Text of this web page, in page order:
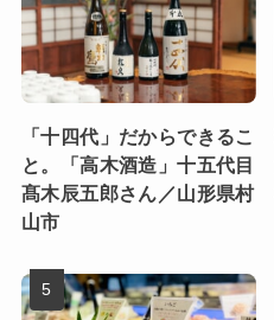
「十四代」だからできるこ
と。「高木酒造」十五代目
髙木辰五郎さん／山形県村
山市